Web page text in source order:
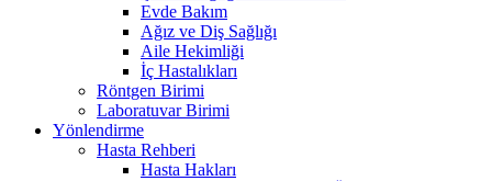
Evde Bakım
Ağız ve Diş Sağlığı
Aile Hekimliği
İç Hastalıkları
Röntgen Birimi
Laboratuvar Birimi
Yönlendirme
Hasta Rehberi
Hasta Hakları